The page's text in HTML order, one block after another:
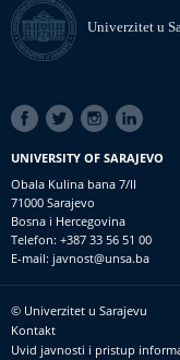
Univerzitet u
SOCIAL
LINKS
UNIVERSITY OF SARAJEVO
Obala Kulina bana 7/II
71000 Sarajevo
Bosna i Hercegovina
Telefon: +387 33 56 51 00
E-mail: javnost@unsa.ba
Footer
meni
© Univerzitet u Sarajevu
Kontakt
Uvid javnosti i pristup